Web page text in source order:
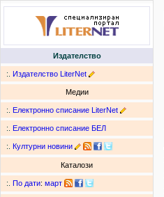
Издателство
:. Издателство LiterNet
Медии
:. Електронно списание LiterNet
:. Електронно списание БЕЛ
:. Културни новини
Каталози
:. По дати: март